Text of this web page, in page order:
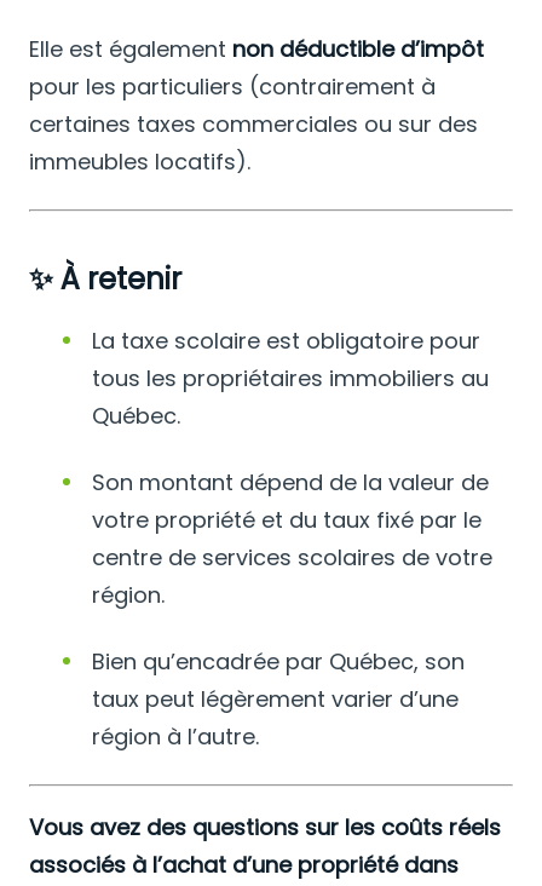
Elle est également non déductible d’impôt
pour les particuliers (contrairement à
certaines taxes commerciales ou sur des
immeubles locatifs).
✨À retenir
La taxe scolaire est obligatoire pour
tous les propriétaires immobiliers au
Québec.
Son montant dépend de la valeur de
votre propriété et du taux fixé par le
centre de services scolaires de votre
région.
Bien qu’encadrée par Québec, son
taux peut légèrement varier d’une
région à l’autre.
Vous avez des questions sur les coûts réels
associés à l’achat d’une propriété dans